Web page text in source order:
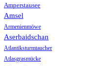
Amperstausee
Amsel
Armenienmöwe
Aserbaidschan
Atlantiksturmtaucher
Atlasgrasmücke